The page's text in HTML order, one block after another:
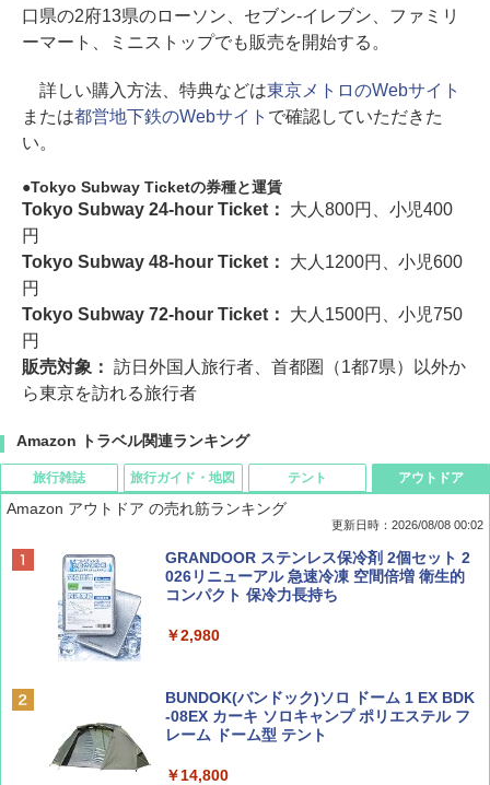
口県の2府13県のローソン、セブン‐イレブン、ファミリ
ーマート、ミニストップでも販売を開始する。
詳しい購入方法、特典などは東京メトロのWebサイト
または都営地下鉄のWebサイト で確認していただきた
い。
Tokyo Subway Ticketの券種と運賃
Tokyo Subway 24-hour Ticket： 大人800円、小児400
円
Tokyo Subway 48-hour Ticket： 大人1200円、小児600
円
Tokyo Subway 72-hour Ticket： 大人1500円、小児750
円
販売対象： 訪日外国人旅行者、首都圏（1都7県）以外か
ら東京を訪れる旅行者
Amazon トラベル関連ランキング
旅行雑誌
BE-PAL(ビ-パル) 2026年 9 月号【特別付録:
SOTO ミニマル"旅"財布 ランダム2種】
ディズニーファン ２０２６年 ９月号 [雑
誌] (ＤＩＳＮＥＹ ＦＡＮ)
旅行ガイド・地図
D40 地球の歩き方 チェンマイ タイ北部の魅
力的な町 2026～2027 地球の歩き方D アジア
地球の歩き方 スター・ウォーズ
￥2,695
テント
[キャンパーズコレクション 山善] ポップアッ
プテント 傘みたいに広げて畳める パッとサ
ッとサンシェード キューブ フルクローズ メ
&ハイキング カーキ PATC-150(KH)
PYKES PEAK (パイクスピーク) 着替えテン
人用 折りたたみ 防災グッズ 災害用トイレ ビ
アウトドア
Amazon アウトドア の売れ筋ランキング
更新日時：2026/08/08 00:02
GRANDOOR ステンレス保冷剤 2個セット 2
026リニューアル 急速冷凍 空間倍増 衛生的
コンパクト 保冷力長持ち
￥2,980
BUNDOK(バンドック)ソロ ドーム 1 EX BDK
-08EX カーキ ソロキャンプ ポリエステル フ
レーム ドーム型 テント
￥14,800